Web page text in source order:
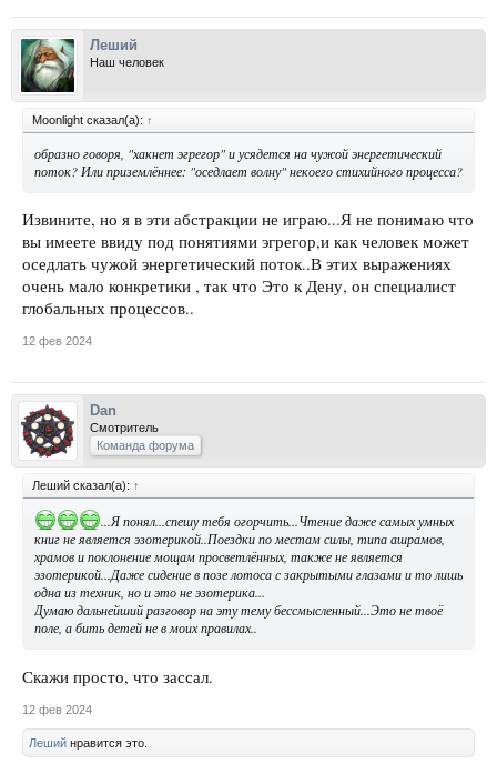
Леший
Наш человек
Moonlight сказал(а): ↑
образно говоря, "хакнет эгрегор" и усядется на чужой энергетический
поток? Или приземлённее: "оседлает волну" некоего стихийного процесса?
Извините, но я в эти абстракции не играю...Я не понимаю что
вы имеете ввиду под понятиями эгрегор,и как человек может
оседлать чужой энергетический поток..В этих выражениях
очень мало конкретики , так что Это к Дену, он специалист
глобальных процессов..
12 фев 2024
Dan
Смотритель
Команда форума
Леший сказал(а): ↑
...Я понял...спешу тебя огорчить...Чтение даже самых умных
книг не является эзотерикой..Поездки по местам силы, типа ашрамов,
храмов и поклонение мощам просветлённых, также не является
эзотерикой...Даже сидение в позе лотоса с закрытыми глазами и то лишь
одна из техник, но и это не эзотерика...
Думаю дальнейший разговор на эту тему бессмысленный...Это не твоё
поле, а бить детей не в моих правилах..
Скажи просто, что зассал.
12 фев 2024
Леший нравится это.